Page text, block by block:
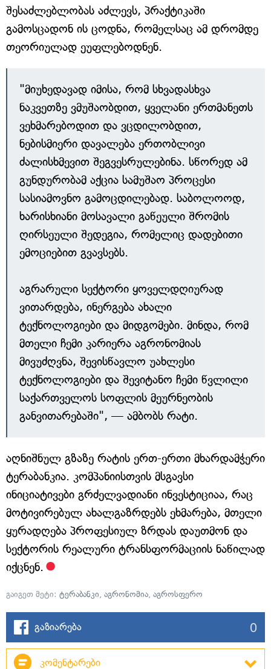
შესაძლებლობას აძლევს, პრაქტიკაში
გამოსცადონ ის ცოდნა, რომელსაც ამ დრომდე
თეორიულად ეუფლებოდნენ.
"მიუხედავად იმისა, რომ სხვადასხვა
ნაკვეთზე ვმუშაობდით, ყველანი ერთმანეთს
ვეხმარებოდით და ვცდილობდით,
ნებისმიერი დავალება ერთობლივი
ძალისხმევით შეგვესრულებინა. სწორედ ამ
გუნდურობამ აქცია სამუშაო პროცესი
სასიამოვნო გამოცდილებად. საბოლოოდ,
ხარისხიანი მოსავალი გაწეული შრომის
ღირსეული შედეგია, რომელიც დადებითი
ემოციებით გვავსებს.
აგრარული სექტორი ყოველდღიურად
ვითარდება, ინერგება ახალი
ტექნოლოგიები და მიდგომები. მინდა, რომ
მთელი ჩემი კარიერა აგრონომიას
მივუძღვნა, შევისწავლო უახლესი
ტექნოლოგიები და შევიტანო ჩემი წვლილი
საქართველოს სოფლის მეურნეობის
განვითარებაში", — ამბობს რატი.
აღნიშნულ გზაზე რატის ერთ-ერთი მხარდამჭერი
ტერაბანკია. კომპანიისთვის მსგავსი
ინიციატივები გრძელვადიანი ინვესტიციაა, რაც
მოტივირებულ ახალგაზრდებს ეხმარება, მთელი
ყურადღება პროფესიულ ზრდას დაუთმონ და
სექტორის რეალური ტრანსფორმაციის ნაწილად
იქცნენ.
გაიგეთ მეტი: ტერაბანკი, აგრონომია, აგროსფერო
გაზიარება 0
კომენტარები